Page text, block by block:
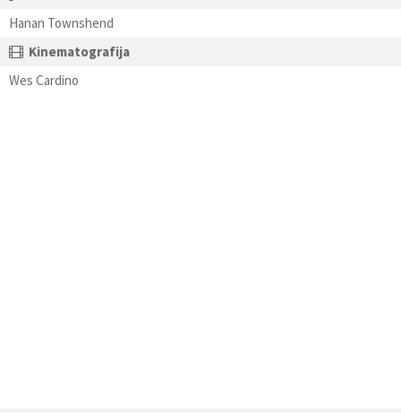
Hanan Townshend
Kinematografija
Wes Cardino